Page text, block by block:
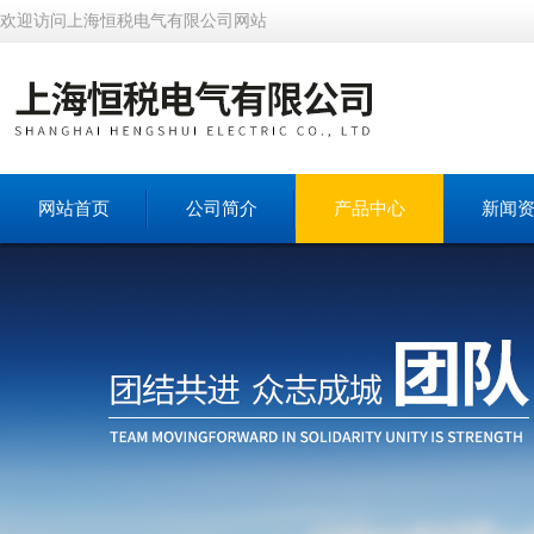
欢迎访问上海恒税电气有限公司网站
网站首页 公司简介 产品中心 新闻